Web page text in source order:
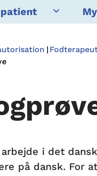
patient
i det
på dansk. For